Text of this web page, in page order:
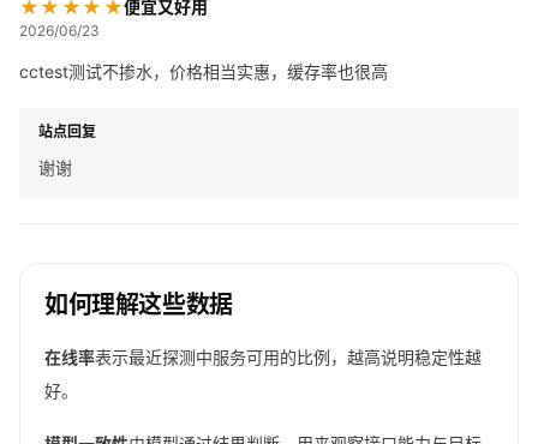
★★★★★便宜又好用
2026/06/23
cctest测试不掺水，价格相当实惠，缓存率也很高
站点回复
谢谢
如何理解这些数据
在线率表示最近探测中服务可用的比例，越高说明稳定性越
好。